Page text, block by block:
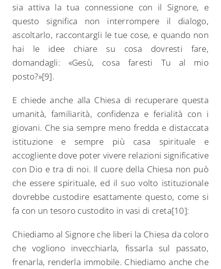
sia attiva la tua connessione con il Signore, e
questo significa non interrompere il dialogo,
ascoltarlo, raccontargli le tue cose, e quando non
hai le idee chiare su cosa dovresti fare,
domandagli: «Gesù, cosa faresti Tu al mio
posto?»[9].
E chiede anche alla Chiesa di recuperare questa
umanità, familiarità, confidenza e ferialità con i
giovani. Che sia sempre meno fredda e distaccata
istituzione e sempre più casa spirituale e
accogliente dove poter vivere relazioni significative
con Dio e tra di noi. Il cuore della Chiesa non può
che essere spirituale, ed il suo volto istituzionale
dovrebbe custodire esattamente questo, come si
fa con un tesoro custodito in vasi di creta[10]:
Chiediamo al Signore che liberi la Chiesa da coloro
che vogliono invecchiarla, fissarla sul passato,
frenarla, renderla immobile. Chiediamo anche che